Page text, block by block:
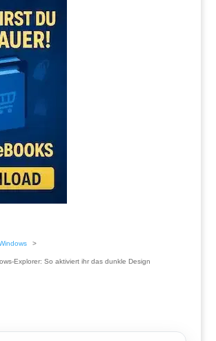
Explorer: So aktiviert ihr das dunkle Design